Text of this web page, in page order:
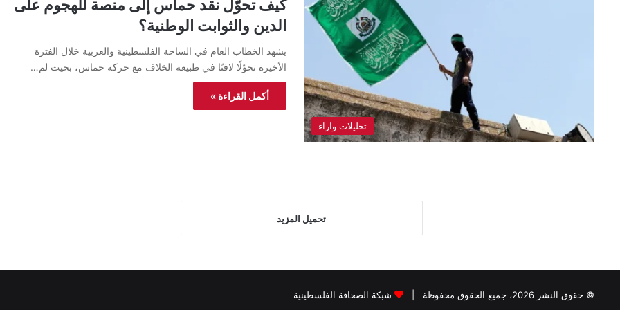
تحليلات واراء
كيف تحوّل نقد حماس إلى منصة للهجوم على
الدين والثوابت الوطنية؟
يشهد الخطاب العام في الساحة الفلسطينية والعربية خلال الفترة
الأخيرة تحوّلًا لافتًا في طبيعة الخلاف مع حركة حماس، بحيث لم…
أكمل القراءة »
تحميل المزيد
© حقوق النشر 2026، جميع الحقوق محفوظة | شبكة الصحافة الفلسطينية